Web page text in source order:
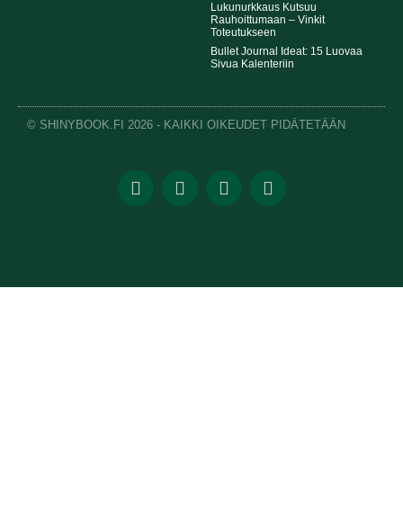
Lukunurkkaus Kutsuu
Rauhoittumaan – Vinkit
Toteutukseen
Bullet Journal Ideat: 15 Luovaa
Sivua Kalenteriin
© SHINYBOOK.FI 2026 - KAIKKI OIKEUDET PIDÄTETÄÄN